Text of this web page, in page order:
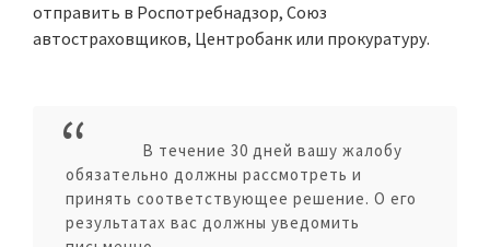
отправить в Роспотребнадзор, Союз
автостраховщиков, Центробанк или прокуратуру.
В течение 30 дней вашу жалобу
обязательно должны рассмотреть и
принять соответствующее решение. О его
результатах вас должны уведомить